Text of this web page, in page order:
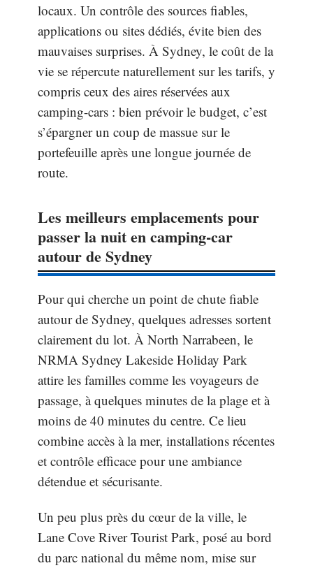
locaux. Un contrôle des sources fiables,
applications ou sites dédiés, évite bien des
mauvaises surprises. À Sydney, le coût de la
vie se répercute naturellement sur les tarifs, y
compris ceux des aires réservées aux
camping-cars : bien prévoir le budget, c’est
s’épargner un coup de massue sur le
portefeuille après une longue journée de
route.
Les meilleurs emplacements pour
passer la nuit en camping-car
autour de Sydney
Pour qui cherche un point de chute fiable
autour de Sydney, quelques adresses sortent
clairement du lot. À North Narrabeen, le
NRMA Sydney Lakeside Holiday Park
attire les familles comme les voyageurs de
passage, à quelques minutes de la plage et à
moins de 40 minutes du centre. Ce lieu
combine accès à la mer, installations récentes
et contrôle efficace pour une ambiance
détendue et sécurisante.
Un peu plus près du cœur de la ville, le
Lane Cove River Tourist Park, posé au bord
du parc national du même nom, mise sur